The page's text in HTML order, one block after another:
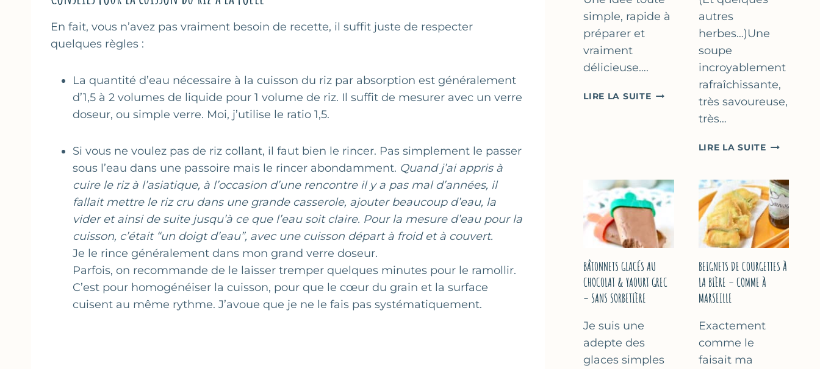
En fait, vous n’avez pas vraiment besoin de recette, il suffit juste de respecter
quelques règles :
La quantité d’eau nécessaire à la cuisson du riz par absorption est généralement
d’1,5 à 2 volumes de liquide pour 1 volume de riz. Il suffit de mesurer avec un verre
doseur, ou simple verre. Moi, j’utilise le ratio 1,5.
Si vous ne voulez pas de riz collant, il faut bien le rincer. Pas simplement le passer
sous l’eau dans une passoire mais le rincer abondamment. Quand j’ai appris à
cuire le riz à l’asiatique, à l’occasion d’une rencontre il y a pas mal d’années, il
fallait mettre le riz cru dans une grande casserole, ajouter beaucoup d’eau, la
vider et ainsi de suite jusqu’à ce que l’eau soit claire. Pour la mesure d’eau pour la
cuisson, c’était “un doigt d’eau”, avec une cuisson départ à froid et à couvert.
Je le rince généralement dans mon grand verre doseur.
Parfois, on recommande de le laisser tremper quelques minutes pour le ramollir.
C’est pour homogénéiser la cuisson, pour que le cœur du grain et la surface
cuisent au même rythme. J’avoue que je ne le fais pas systématiquement.
simple, rapide à
préparer et
vraiment
délicieuse….
LIRE LA SUITEABRICOTS
&
FLEUR
D’ORANGER
autres
herbes…)Une
soupe
incroyablement
rafraîchissante,
très savoureuse,
très…
LIRE LA SUITESOUPE
AU
CITRON
&
BASILIC
BÂTONNETS GLACÉS AU
CHOCOLAT & YAOURT GREC
– SANS SORBETIÈRE
Je suis une
adepte des
glaces simples
BEIGNETS DE COURGETTES À
LA BIÈRE – COMME À
MARSEILLE
Exactement
comme le
faisait ma